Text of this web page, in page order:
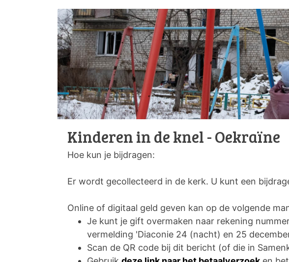
Kinderen in de knel - Oekraïne
Hoe kun je bijdragen:
Er wordt gecollecteerd in de kerk. U kunt een
Online of digitaal geld geven kan op de volgende
Je kunt je gift overmaken naar rekening
vermelding 'Diaconie 24 (nacht) en 25
Scan de QR code bij dit bericht (of die in